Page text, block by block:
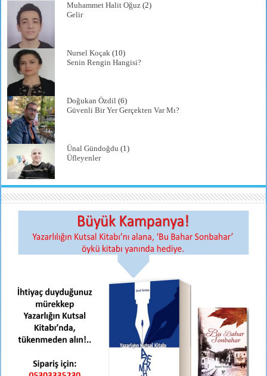
Muhammet Halit Oğuz (2)
Gelir
Nursel Koçak (10)
Senin Rengin Hangisi?
Doğukan Özdil (6)
Güvenli Bir Yer Gerçekten Var Mı?
Ünal Gündoğdu (1)
Üfleyenler